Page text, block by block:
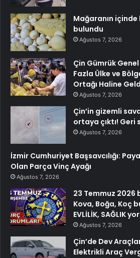
Mağaranın
bulundu
Ağustos 7, 2026
Çin Gümrük
Fazla Ülke ve
Ortağı Haline
Ağustos 7, 2026
Çin’in gizemli
ortaya çıktı! Geri
Ağustos 7, 2026
İzmir Cumhuriyet Başsavcılığı:
Olan Parça Vinç Ayağı
Ağustos 7, 2026
23 Temmuz 2026
Kova, Boğa, Koç
EVLİLİK, SAĞLIK
Ağustos 7, 2026
Çin’de Dev
Elektrikli Araç